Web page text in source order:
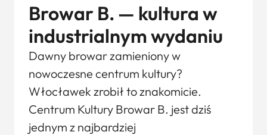
Browar B. — kultura w
industrialnym wydaniu
Dawny browar zamieniony w
nowoczesne centrum kultury?
Włocławek zrobił to znakomicie.
Centrum Kultury Browar B. jest dziś
jednym z najbardziej